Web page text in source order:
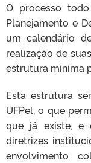
O processo
Planejamento e
um calendário
realização de
estrutura mínima
Esta estrutura
UFPel, o que
que já existe, e
diretrizes
envolvimento